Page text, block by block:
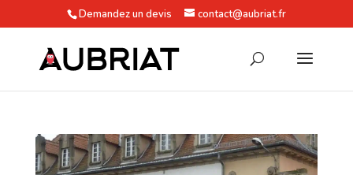
Demandez un devis contact@aubriat.fr